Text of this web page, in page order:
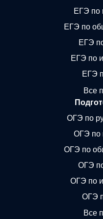
ЕГЭ по
ЕГЭ по
ЕГЭ
ЕГЭ по
ЕГЭ
Все
ОГЭ по
ОГЭ по
ОГЭ по
ОГЭ
ОГЭ по
ОГЭ
Все